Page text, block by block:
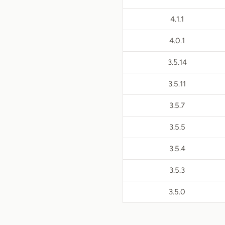
4.1.1
4.0.1
3.5.14
3.5.11
3.5.7
3.5.5
3.5.4
3.5.3
3.5.0